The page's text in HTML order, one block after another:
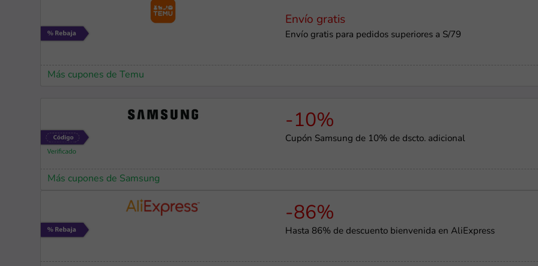
Envío gratis
Envío gratis para pedidos superiores a S/79
Más cupones de Temu
-10%
Cupón Samsung de 10% de dscto. adicional
Más cupones de Samsung
-86%
Hasta 86% de descuento bienvenida en AliExpress